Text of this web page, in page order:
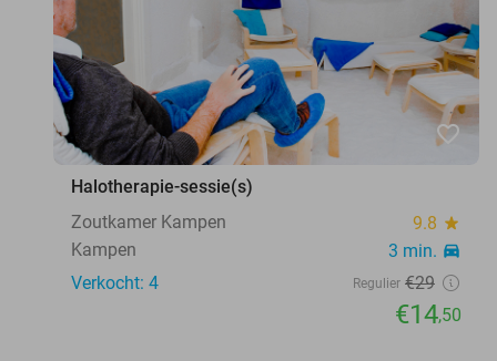
favorite_border
Halotherapie-sessie(s)
Zoutkamer Kampen
9.8 star
Kampen 3 min. directions_car
Verkocht: 4 Regulier €29
€14,50